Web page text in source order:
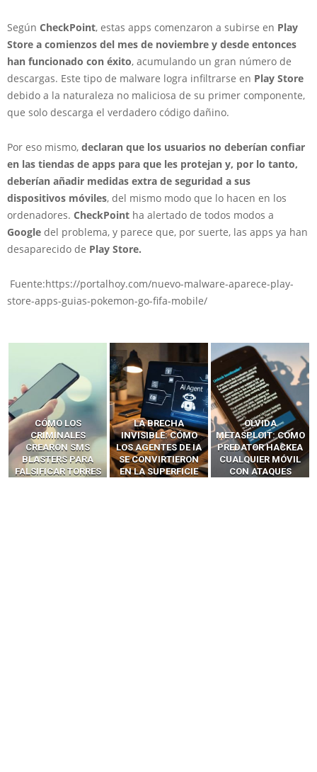
Según CheckPoint, estas apps comenzaron a subirse en Play
Store a comienzos del mes de noviembre y desde entonces
han funcionado con éxito, acumulando un gran número de
descargas. Este tipo de malware logra infiltrarse en Play Store
debido a la naturaleza no maliciosa de su primer componente,
que solo descarga el verdadero código dañino.
Por eso mismo, declaran que los usuarios no deberían confiar
en las tiendas de apps para que les protejan y, por lo tanto,
deberían añadir medidas extra de seguridad a sus
dispositivos móviles, del mismo modo que lo hacen en los
ordenadores. CheckPoint ha alertado de todos modos a
Google del problema, y parece que, por suerte, las apps ya han
desaparecido de Play Store.
Fuente:https://portalhoy.com/nuevo-malware-aparece-play-
store-apps-guias-pokemon-go-fifa-mobile/
LA BRECHA
INVISIBLE: CÓMO
LOS AGENTES DE IA
SE CONVIRTIERON
EN LA SUPERFICIE
OLVIDA
METASPLOIT: CÓMO
PREDATOR HACKEA
CUALQUIER MÓVIL
CON ATAQUES
CÓMO LOS HACKERS
INTERCEPTAN OTPS
Y LLAMADAS
MÓVILES SIN
‘HACKEAR’ — EL